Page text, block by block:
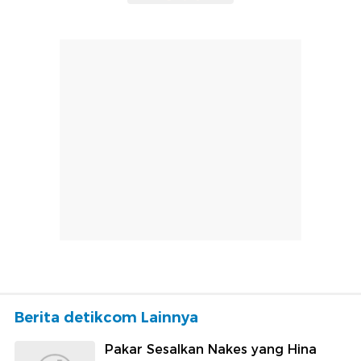
Berita detikcom Lainnya
Pakar Sesalkan Nakes yang Hina